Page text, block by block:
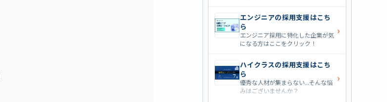
エンジニアの採用支援はこち
ら
エンジニア採用に特化した企業が気
になる方はここをクリック！
›
ハイクラスの採用支援はこち
ら
優秀な人材が集まらない...そんな悩
みはございませんか？
›